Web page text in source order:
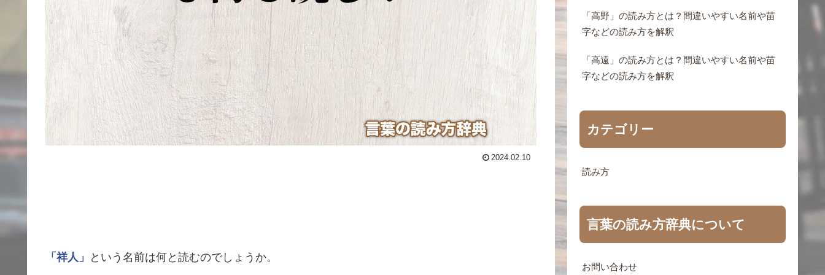
2024.02.10
「祥人」 という名前は何と読むのでしょうか。
「高野」の読み方とは？間違いやすい名前や苗
字などの読み方を解釈
「高遠」の読み方とは？間違いやすい名前や苗
字などの読み方を解釈
カテゴリー
読み方
言葉の読み方辞典について
お問い合わせ